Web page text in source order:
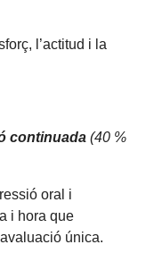
l’actitud i la
continuada(40 %
oral i
i hora que
única.